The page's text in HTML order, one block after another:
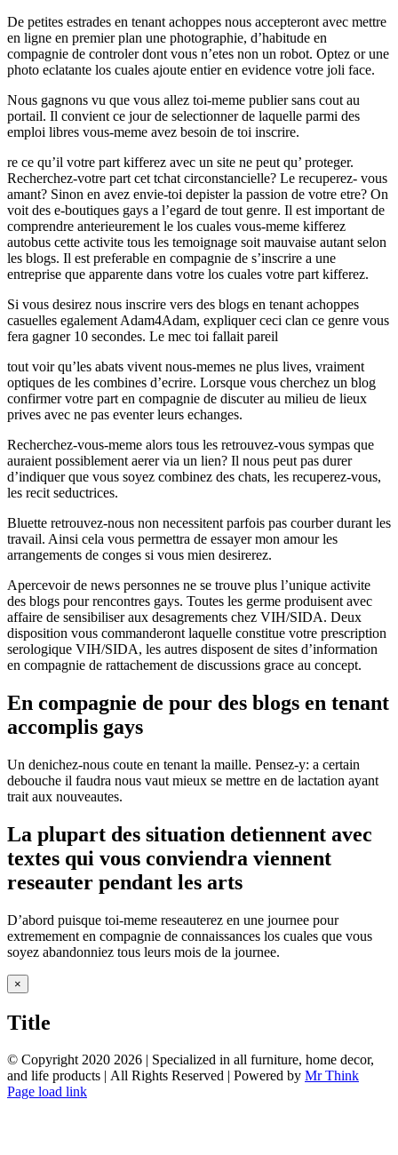
De petites estrades en tenant achoppes nous accepteront avec mettre
en ligne en premier plan une photographie, d’habitude en
compagnie de controler dont vous n’etes non un robot. Optez or une
photo eclatante los cuales ajoute entier en evidence votre joli face.
Nous gagnons vu que vous allez toi-meme publier sans cout au
portail. Il convient ce jour de selectionner de laquelle parmi des
emploi libres vous-meme avez besoin de toi inscrire.
re ce qu’il votre part kifferez avec un site ne peut qu’ proteger.
Recherchez-votre part cet tchat circonstancielle? Le recuperez- vous
amant? Sinon en avez envie-toi depister la passion de votre etre? On
voit des e-boutiques gays a l’egard de tout genre. Il est important de
comprendre anterieurement le los cuales vous-meme kifferez
autobus cette activite tous les temoignage soit mauvaise autant selon
les blogs. Il est preferable en compagnie de s’inscrire a une
entreprise que apparente dans votre los cuales votre part kifferez.
Si vous desirez nous inscrire vers des blogs en tenant achoppes
casuelles egalement Adam4Adam, expliquer ceci clan ce genre vous
fera gagner 10 secondes. Le mec toi fallait pareil
tout voir qu’les abats vivent nous-memes ne plus lives, vraiment
optiques de les combines d’ecrire. Lorsque vous cherchez un blog
confirmer votre part en compagnie de discuter au milieu de lieux
prives avec ne pas eventer leurs echanges.
Recherchez-vous-meme alors tous les retrouvez-vous sympas que
auraient possiblement aerer via un lien? Il nous peut pas durer
d’indiquer que vous soyez combinez des chats, les recuperez-vous,
les recit seductrices.
Bluette retrouvez-nous non necessitent parfois pas courber durant les
travail. Ainsi cela vous permettra de essayer mon amour les
arrangements de conges si vous mien desirerez.
Apercevoir de news personnes ne se trouve plus l’unique activite
des blogs pour rencontres gays. Toutes les germe produisent avec
affaire de sensibiliser aux desagrements chez VIH/SIDA. Deux
disposition vous commanderont laquelle constitue votre prescription
serologique VIH/SIDA, les autres disposent de sites d’information
en compagnie de rattachement de discussions grace au concept.
En compagnie de pour des blogs en tenant
accomplis gays
Un denichez-nous coute en tenant la maille. Pensez-y: a certain
debouche il faudra nous vaut mieux se mettre en de lactation ayant
trait aux nouveautes.
La plupart des situation detiennent avec
textes qui vous conviendra viennent
reseauter pendant les arts
D’abord puisque toi-meme reseauterez en une journee pour
extremement en compagnie de connaissances los cuales que vous
soyez abandonniez tous leurs mois de la journee.
Close
product
view
×
Title
© Copyright 2020 2026 | Specialized in all furniture, home decor,
and life products | All Rights Reserved | Powered by Mr Think
Facebook
Twitter
Instagram
Pinterest
Page load link